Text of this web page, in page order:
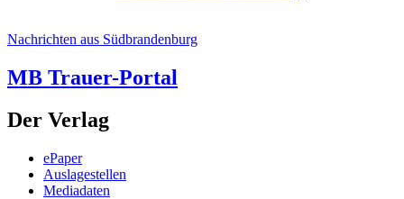
Nachrichten aus Südbrandenburg
MB Trauer-Portal
Der Verlag
ePaper
Auslagestellen
Mediadaten